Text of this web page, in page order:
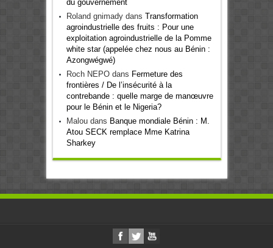
du gouvernement
Roland gnimadydans Transformation
agroindustrielle des fruits : Pour une
exploitation agroindustrielle de la Pomme
white star (appelée chez nous au Bénin :
Azongwégwé)
Roch NEPOdans Fermeture des
frontières / De l’insécurité à la
contrebande : quelle marge de manœuvre
pour le Bénin et le Nigeria?
Maloudans Banque mondiale Bénin : M.
Atou SECK remplace Mme Katrina
Sharkey